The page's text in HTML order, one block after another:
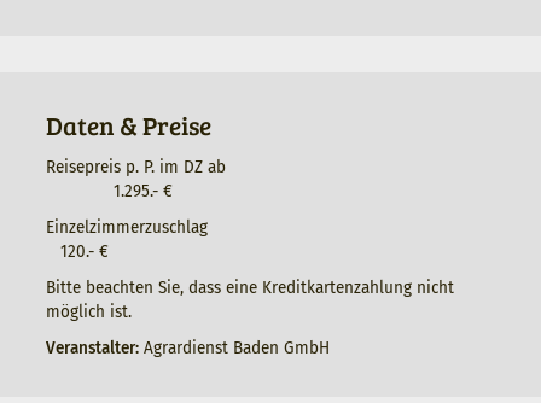
Daten & Preise
Reisepreis p. P. im DZ ab
1.295.- €
Einzelzimmerzuschlag
120.- €
Bitte beachten Sie, dass eine Kreditkartenzahlung nicht
möglich ist.
Veranstalter: Agrardienst Baden GmbH